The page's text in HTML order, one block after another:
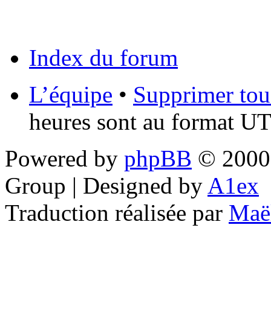
Index du forum
L’équipe • Supprimer
heures sont au format
Powered by phpBB ©
Group | Designed by A1ex
Traduction réalisée par